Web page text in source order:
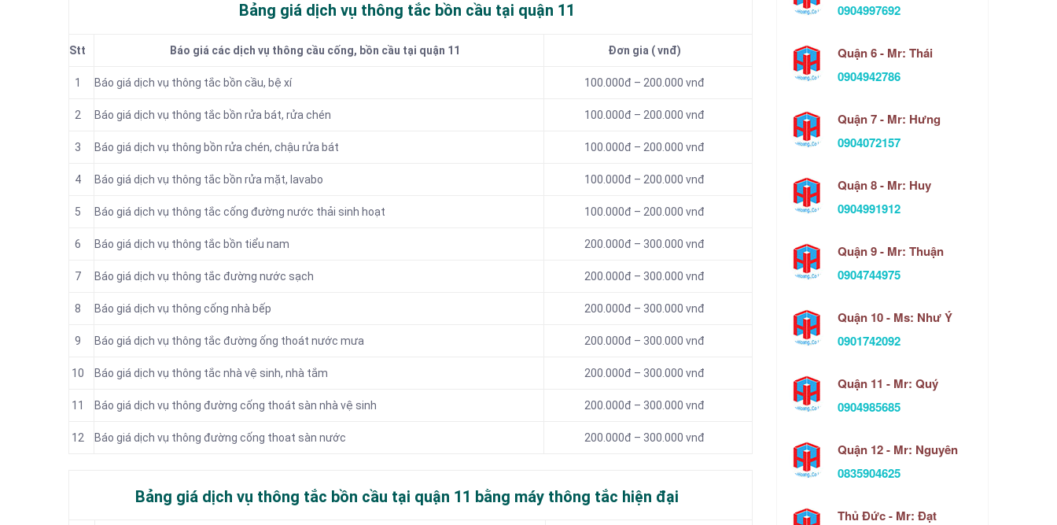
Bảng giá dịch vụ thông tắc bồn cầu tại quận 11
Stt Báo giá các dịch vụ thông cầu cống, bồn cầu tại quận 11 Đơn gia ( vnđ)
1 Báo giá dịch vụ thông tắc bồn cầu, bệ xí 100.000đ – 200.000 vnđ
2 Báo giá dịch vụ thông tắc bồn rửa bát, rửa chén 100.000đ – 200.000 vnđ
3 Báo giá dịch vụ thông bồn rửa chén, chậu rửa bát 100.000đ – 200.000 vnđ
4 Báo giá dịch vụ thông tắc bồn rửa mặt, lavabo 100.000đ – 200.000 vnđ
5 ‎Báo giá dịch vụ thông tắc cống đường nước thải sinh hoạt 100.000đ – 200.000 vnđ
6 Báo giá dịch vụ thông tắc bồn tiểu nam 200.000đ – 300.000 vnđ
7 Báo giá dịch vụ thông tắc đường nước sạch 200.000đ – 300.000 vnđ
8 Báo giá dịch vụ thông cống nhà bếp 200.000đ – 300.000 vnđ
9 Báo giá dịch vụ thông tắc đường ống thoát nước mưa 200.000đ – 300.000 vnđ
10 Báo giá dịch vụ thông tắc nhà vệ sinh, nhà tắm 200.000đ – 300.000 vnđ
11 Báo giá dịch vụ thông đường cống thoát sàn nhà vệ sinh 200.000đ – 300.000 vnđ
12 Báo giá dịch vụ thông đường cống thoat sàn nước 200.000đ – 300.000 vnđ
Bảng giá dịch vụ thông tắc bồn cầu tại quận 11 bằng máy thông tắc hiện đại
0904997692
Quận 6 - Mr: Thái
0904942786
Quận 7 - Mr: Hưng
0904072157
Quận 8 - Mr: Huy
0904991912
Quận 9 - Mr: Thuận
0904744975
Quận 10 - Ms: Như Ý
0901742092
Quận 11 - Mr: Quý
0904985685
Quận 12 - Mr: Nguyên
0835904625
Thủ Đức - Mr: Đạt